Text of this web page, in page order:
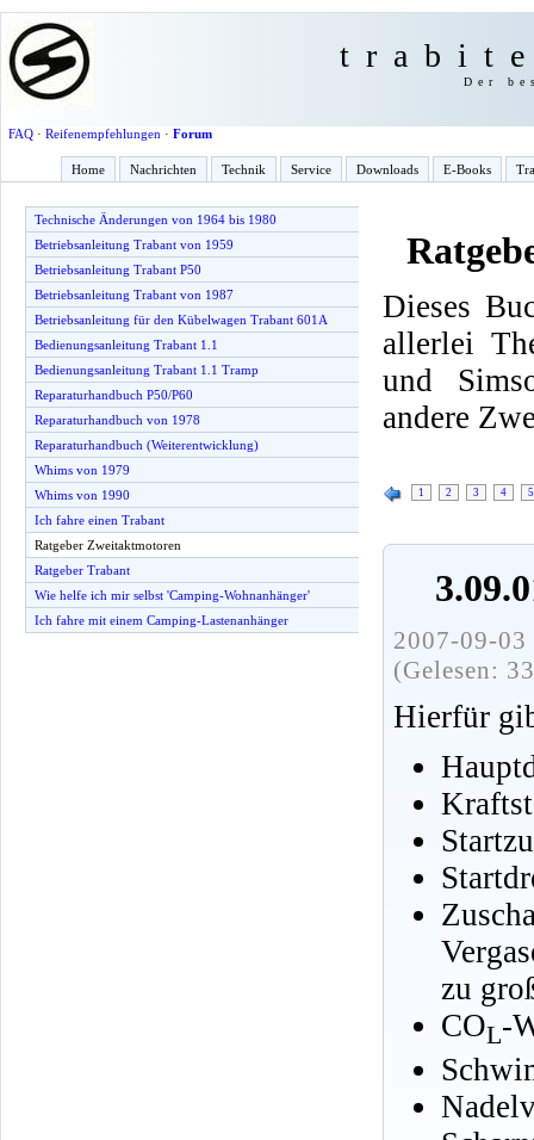
Der
FAQ· Reifenempfehlungen · Forum
Home Nachrichten Technik Service Downloads E-Books
Technische Änderungen von 1964 bis 1980
Betriebsanleitung Trabant von 1959
Betriebsanleitung Trabant P50
Betriebsanleitung Trabant von 1987
Betriebsanleitung für den Kübelwagen Trabant 601A
Bedienungsanleitung Trabant 1.1
Bedienungsanleitung Trabant 1.1 Tramp
Reparaturhandbuch P50/P60
Reparaturhandbuch von 1978
Reparaturhandbuch (Weiterentwicklung)
Whims von 1979
Whims von 1990
Ich fahre einen Trabant
Ratgeber Zweitaktmotoren
Ratgeber Trabant
Wie helfe ich mir selbst 'Camping-Wohnanhänger'
Ich fahre mit einem Camping-Lastenanhänger
Dieses
allerlei
und
andere
1 2 3 4 5
2007-09-
(Gelesen:
Hierfür
zu
COL-